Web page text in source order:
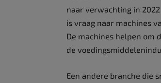
naar verwachting in
is vraag naar machines
De machines helpen om
de
Een andere branche die